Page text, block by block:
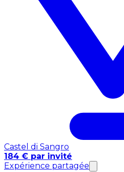
Castel di Sangro
184 € par invité
Expérience partagée